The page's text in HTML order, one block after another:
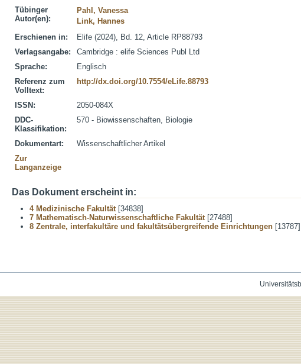
Tübinger
Autor(en):
Pahl, Vanessa
Link, Hannes
Erschienen in:
Elife (2024), Bd. 12, Article RP88793
Verlagsangabe:
Cambridge : elife Sciences Publ Ltd
Sprache:
Englisch
Referenz zum
Volltext:
http://dx.doi.org/10.7554/eLife.88793
ISSN:
2050-084X
DDC-
Klassifikation:
570 - Biowissenschaften, Biologie
Dokumentart:
Wissenschaftlicher Artikel
Zur
Langanzeige
Das Dokument erscheint in:
4 Medizinische Fakultät[34838]
7 Mathematisch-Naturwissenschaftliche Fakultät[27488]
8 Zentrale, interfakultäre und fakultätsübergreifende Einrichtungen [13787]